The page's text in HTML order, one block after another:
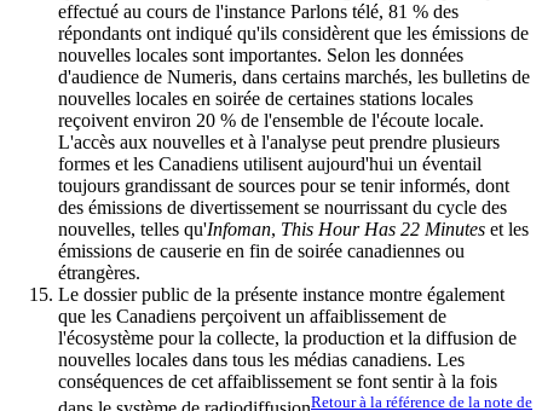
effectué au cours de l'instance Parlons télé, 81 % des
répondants ont indiqué qu'ils considèrent que les émissions de
nouvelles locales sont importantes. Selon les données
d'audience de Numeris, dans certains marchés, les bulletins de
nouvelles locales en soirée de certaines stations locales
reçoivent environ 20 % de l'ensemble de l'écoute locale.
L'accès aux nouvelles et à l'analyse peut prendre plusieurs
formes et les Canadiens utilisent aujourd'hui un éventail
toujours grandissant de sources pour se tenir informés, dont
des émissions de divertissement se nourrissant du cycle des
nouvelles, telles qu'Infoman, This Hour Has 22 Minutes et les
émissions de causerie en fin de soirée canadiennes ou
étrangères.
Le dossier public de la présente instance montre également
que les Canadiens perçoivent un affaiblissement de
l'écosystème pour la collecte, la production et la diffusion de
nouvelles locales dans tous les médias canadiens. Les
conséquences de cet affaiblissement se font sentir à la fois
Retour à la référence de la note de